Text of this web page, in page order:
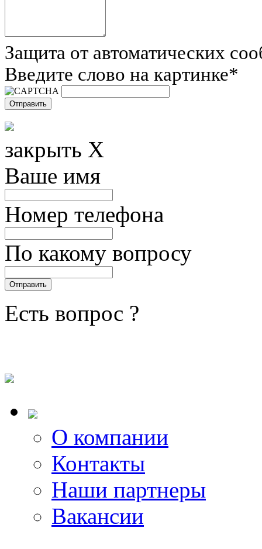
Защита от автоматических
Введите слово на картинке*
закрыть X
Ваше имя
Номер телефона
По какому вопросу
Есть вопрос ?
О компании
Контакты
Наши партнеры
Вакансии